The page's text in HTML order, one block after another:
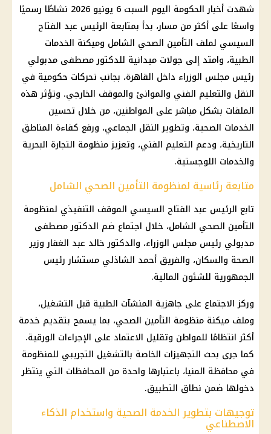
شهدت أخبار الحكومة اليوم السبت 6 يونيو 2026 نشاطًا رسميًا
واسعًا على أكثر من مسار، بدأ بمتابعة الرئيس عبد الفتاح
السيسي لملف التأمين الصحي الشامل وميكنة الخدمات
الطبية، وامتد إلى جولات ميدانية للدكتور مصطفى مدبولي
رئيس مجلس الوزراء داخل القاهرة، بجانب تحركات حكومية في
النقل والتعليم الفني والموانئ والموقف الخارجي. وتؤثر هذه
الملفات بشكل مباشر على المواطنين، من خلال تحسين
الخدمات الصحية، وتطوير النقل الجماعي، ورفع كفاءة المناطق
التاريخية، ودعم التعليم الفني، وتعزيز منظومة التجارة البحرية
والخدمات اللوجستية.
متابعة رئاسية لمنظومة التأمين الصحي الشامل
تابع الرئيس عبد الفتاح السيسي الموقف التنفيذي لمنظومة
التأمين الصحي الشامل، خلال اجتماع ضم الدكتور مصطفى
مدبولي رئيس مجلس الوزراء، والدكتور خالد عبد الغفار وزير
الصحة والسكان، والفريق أحمد الشاذلي مستشار رئيس
الجمهورية للشئون المالية.
وركز الاجتماع على جاهزية المنشآت الطبية قبل التشغيل،
وملف ميكنة منظومة التأمين الصحي، بما يسمح بتقديم خدمة
أكثر انتظامًا للمواطن وتقليل الاعتماد على الإجراءات الورقية.
كما جرى بحث التجهيزات الخاصة بالتشغيل التجريبي للمنظومة
في محافظة المنيا، باعتبارها واحدة من المحافظات التي ينتظر
دخولها ضمن نطاق التطبيق.
توجيهات بتطوير الخدمة الصحية واستخدام الذكاء
الاصطناعي